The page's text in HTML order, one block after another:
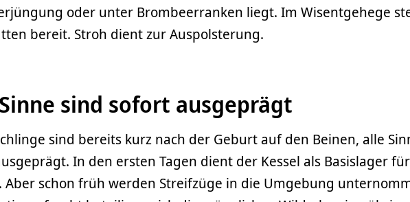
oder unter Brombeerranken liegt. Im Wisentgehege
bereit. Stroh dient zur Auspolsterung.
sind sofort ausgeprägt
sind bereits kurz nach der Geburt auf den Beinen, alle
In den ersten Tagen dient der Kessel als Basislager
Aber schon früh werden Streifzüge in die Umgebung